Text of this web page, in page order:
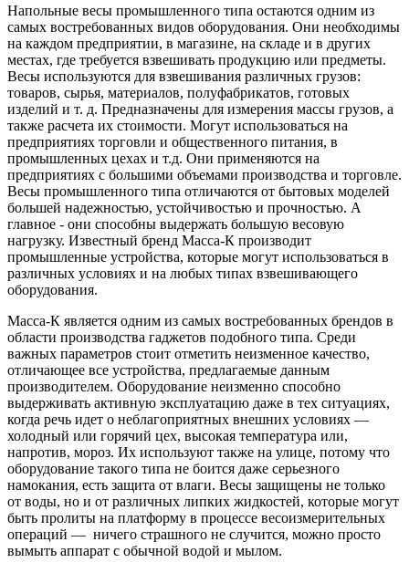
Напольные весы промышленного типа остаются одним из
самых востребованных видов оборудования. Они необходимы
на каждом предприятии, в магазине, на складе и в других
местах, где требуется взвешивать продукцию или предметы.
Весы используются для взвешивания различных грузов:
товаров, сырья, материалов, полуфабрикатов, готовых
изделий и т. д. Предназначены для измерения массы грузов, а
также расчета их стоимости. Могут использоваться на
предприятиях торговли и общественного питания, в
промышленных цехах и т.д. Они применяются на
предприятиях с большими объемами производства и торговле.
Весы промышленного типа отличаются от бытовых моделей
большей надежностью, устойчивостью и прочностью. А
главное - они способны выдержать большую весовую
нагрузку. Известный бренд Масса-К производит
промышленные устройства, которые могут использоваться в
различных условиях и на любых типах взвешивающего
оборудования.
Масса-К является одним из самых востребованных брендов в
области производства гаджетов подобного типа. Среди
важных параметров стоит отметить неизменное качество,
отличающее все устройства, предлагаемые данным
производителем. Оборудование неизменно способно
выдерживать активную эксплуатацию даже в тех ситуациях,
когда речь идет о неблагоприятных внешних условиях —
холодный или горячий цех, высокая температура или,
напротив, мороз. Их используют также на улице, потому что
оборудование такого типа не боится даже серьезного
намокания, есть защита от влаги. Весы защищены не только
от воды, но и от различных липких жидкостей, которые могут
быть пролиты на платформу в процессе весоизмерительных
операций — ничего страшного не случится, можно просто
вымыть аппарат с обычной водой и мылом.